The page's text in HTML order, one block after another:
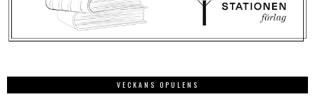
VECKANS OPULENS